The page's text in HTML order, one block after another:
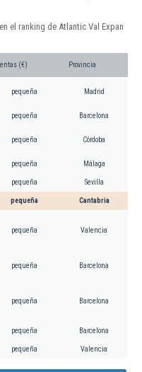
el ranking de Atlantic Val Expan
(€) Provincia
pequeña Madrid
pequeña Barcelona
pequeña Córdoba
pequeña Málaga
pequeña Sevilla
pequeña Cantabria
pequeña Valencia
pequeña Barcelona
pequeña Barcelona
pequeña Barcelona
pequeña Valencia